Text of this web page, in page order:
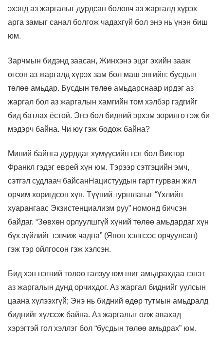
эхэнд аз жаргалыг дурдсан боловч аз жаргалд хүрэх
арга замыг санал болгож чадахгүй бол энэ нь үнэн биш
юм.
Зарчмын бидэнд заасан, Жинхэнэ эцэг эхийн зааж
өгсөн аз жаргалд хүрэх зам бол маш энгийн: бусдын
төлөө амьдар. Бусдын төлөө амьдарснаар ирдэг аз
жаргал бол аз жаргалын хамгийн том хэлбэр гэдгийг
бид батлах ёстой. Энэ бол бидний эрхэм зорилго гэж би
мэдэрч байна. Чи юу гэж бодож байна?
Миний байнга дурддаг хүмүүсийн нэг бол Виктор
Франкл гэдэг еврей хүн юм. Тэрээр сэтгэцийн эмч,
сэтгэл судлаач байсанНацистуудын гарт гурван жил
орчим хоригдсон хүн. Түүний туршлагыг “Үхлийн
хуарангаас Экзистенциализм руу” номонд бичсэн
байдаг. “Зөвхөн орлуулшгүй хүний ​​төлөө амьдардаг хүн
бүх зүйлийг тэвчиж чадна” (Япон хэлнээс орчуулсан)
гэж тэр ойлгосон гэж хэлсэн.
Бид хэн нэгний төлөө галзуу юм шиг амьдрахдаа гэнэт
аз жаргалын дунд орчихдог. Аз жаргал биднийг уулсын
цаана хүлээхгүй; Энэ нь бидний өдөр тутмын амьдралд
биднийг хүлээж байна. Аз жаргалыг олж авахад
хэрэгтэй гол хэллэг бол “бусдын төлөө амьдрах” юм.